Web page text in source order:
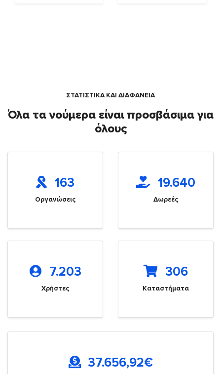
ΣΤΑΤΙΣΤΙΚΑ ΚΑΙ ΔΙΑΦΑΝΕΙΑ
Όλα τα νούμερα είναι προσβάσιμα για
όλους
163
Οργανώσεις
19.640
Δωρεές
7.203
Χρήστες
306
Καταστήματα
37.656,92€